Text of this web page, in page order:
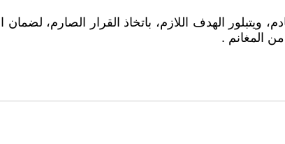
ويتبلور الهدف اللازم، باتخاذ القرار الصارم،
المغانم .